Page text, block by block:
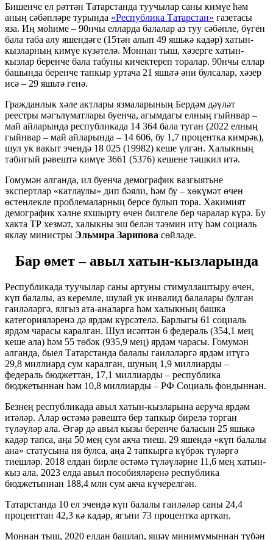
Бишенче ел рәттән Татарстанда туучылар саны кимүе һәм
аның сәбәпләре турында «Республика Татарстан» газетасы
яза. Иң мөһиме – 90нчы елларда балалар аз туу сәбәпле, бүген
бала таба алу яшендәге (15тән алып 49 яшькә кадәр) хатын-
кызларның кимүе күзәтелә. Моннан тыш, хәзерге хатын-
кызлар беренче бала табуны кичектереп торалар. 90нчы еллар
башында беренче тапкыр уртача 21 яшьтә әни булсалар, хәзер
исә – 29 яшьтә генә.
Гражданлык хәле актлары язмаларының Бердәм дәүләт
реестры мәгълүматлары буенча, агымдагы елның гыйнвар –
май айларында республикада 14 364 бала туган (2022 елның
гыйнвар – май айларында – 14 606, бу 1,7 процентка кимрәк),
шул ук вакыт эчендә 18 025 (19982) кеше үлгән. Халыкның
табигый рәвештә кимүе 3661 (5376) кешене тәшкил итә.
Гомумән алганда, ил буенча демографик вазгыятьне
экспертлар «катлаулы» дип бәяли, һәм бу – хөкүмәт өчен
өстенлекле проблемаларның берсе булып тора. Хакимият
демографик хәлне яхшырту өчен билгеле бер чаралар күрә. Бу
хакта ТР хезмәт, халыкны эш белән тәэмин итү һәм социаль
яклау министры Эльмира Зарипова сөйләде.
Бар өмет – авыл хатын-кызларында
Республикада туучылар саны артуны стимуллаштыру өчен,
күп балалы, аз керемле, шулай ук инвалид балалары булган
гаиләләргә, ялгыз ата-аналарга һәм халыкның башка
категорияләренә дә ярдәм күрсәтелә. Барлыгы 61 социаль
ярдәм чарасы каралган. Шул исәптән 6 федераль (354,1 мең
кеше ала) һәм 55 төбәк (935,9 мең) ярдәм чарасы. Гомумән
алганда, быел Татарстанда балалы гаиләләргә ярдәм итүгә
29,8 миллиард сум каралган, шуның 1,9 миллиарды –
федераль бюджеттан, 17,1 миллиарды – республика
бюджетыннан һәм 10,8 миллиарды – РФ Социаль фондыннан.
Безнең республикада авыл хатын-кызларына аеруча ярдәм
итәләр. Алар өстәмә рәвештә бер тапкыр бирелә торган
түләүләр ала. Әгәр дә авыл кызы беренче баласын 25 яшькә
кадәр тапса, аңа 50 мең сум акча тиеш. 29 яшендә «күп балалы
ана» статусына ия булса, аңа 2 тапкырга күбрәк түләргә
тиешләр. 2018 елдан бирле өстәмә түләүләрне 11,6 мең хатын-
кыз ала. 2023 елда авыл пособияләренә республика
бюджетыннан 188,4 млн сум акча күчерелгән.
Татарстанда 10 ел эчендә күп балалы гаиләләр саны 24,4
проценттан 42,3 кә кадәр, ягъни 73 процентка арткан.
Моннан тыш, 2020 елдан башлап, яшәү минимумыннан түбән